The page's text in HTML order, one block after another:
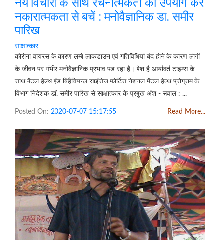
नकारात्मकता से बचें : मनोवैज्ञानिक डा. समीर
पारिख
साक्षात्कार
कोरोना वायरस के कारण लम्बे लाकडाउन एवं गति​विधियां बंद होने के कारण लोगों
के जीवन पर गंभीर मनोवैज्ञानिक प्रभाव पड रहा है। पेश है आर्यावर्त टाइम्स के
साथ मेंटल हेल्थ एंड बिहैवियरल साइंसेज फोर्टिस नेशनल मेंटल हेल्थ प्रोग्राम के
विभाग निदेशक डॉ. समीर पारिख से साक्षात्कार के प्रमुख अंश - सवाल : ...
Posted On: 2020-07-07 15:17:55 Read More...